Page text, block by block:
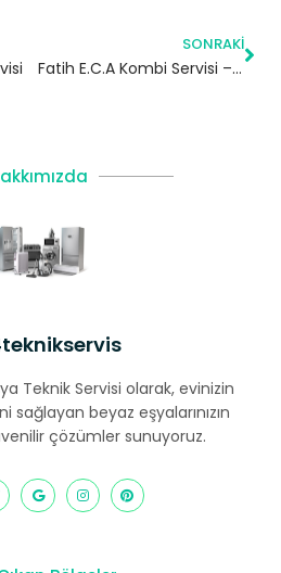
SONRAKI
Fatih E.C.A Kombi Servisi – Küçükçekmece Yetkili Servis
Teknik Servisi olarak, evinizin
sağlayan beyaz eşyalarınızın
çözümler sunuyoruz.